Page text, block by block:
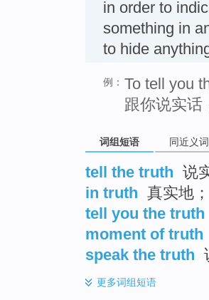
in order to
something in
to hide
例： To tell you
跟你说实话
词组短语 同近义词
tell the truth 说
in truth 真实地
tell you the truth
moment of truth
speak the truth
更多词组短语